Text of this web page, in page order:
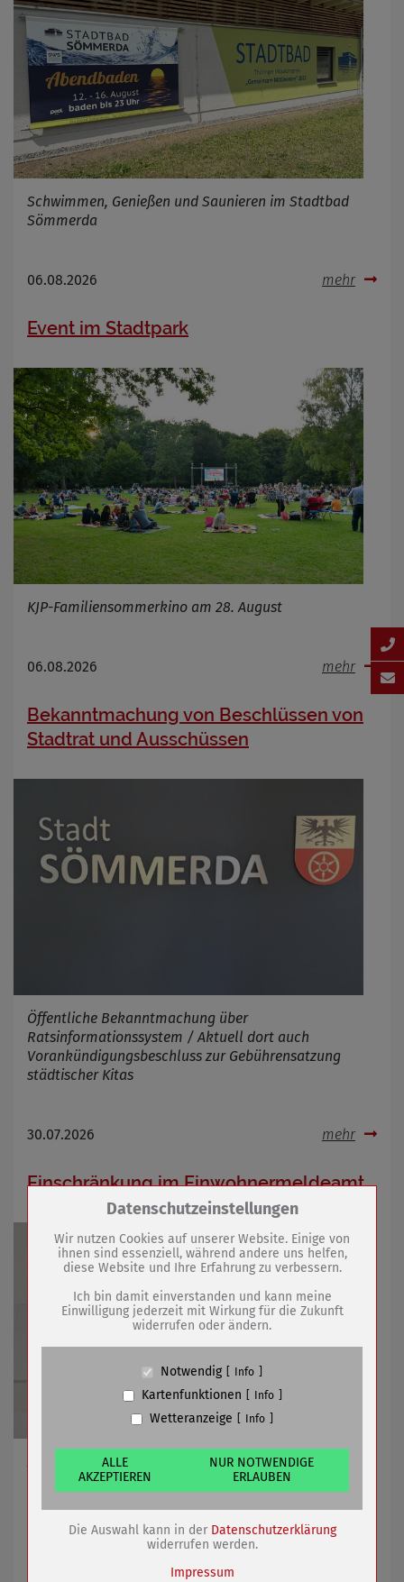
Schwimmen, Genießen und Saunieren im Stadtbad
Sömmerda
06.08.2026 mehr
Event im Stadtpark
KJP-Familiensommerkino am 28. August
06.08.2026 mehr
Bekanntmachung von Beschlüssen von
Stadtrat und Ausschüssen
Öffentliche Bekanntmachung über
Ratsinformationssystem / Aktuell dort auch
Vorankündigungsbeschluss zur Gebührensatzung
städtischer Kitas
30.07.2026 mehr
Einschränkung im Einwohnermeldeamt
Am 04.08.2026 für einen Tag gültig
28.07.2026
Bürgerinnen und Bürger können Ideen
Zum Betrieb der Seite notwendige Cookies /
Name
PHP Session Cookie
Anbieter
Eigentümer dieser Website (Wenko-
Wenselaar GmbH & Co. KG)
Absicherung Kontaktformular / SPAM
Cookiespeicherung Entscheidungscookie
Anbieter
Eigentümer dieser Website (Wenko-
Wenselaar GmbH & Co. KG)
Zweck
Speichert die Einstellungen der Besucher
bezüglich der Speicherung von Cookies.
Cookie Name
dywc
Cookie Laufzeit
1 Jahr
Datenschutzeinstellungen
Wir nutzen Cookies auf unserer Website. Einige von
ihnen sind essenziell, während andere uns helfen,
diese Website und Ihre Erfahrung zu verbessern.
Ich bin damit einverstanden und kann meine
Einwilligung jederzeit mit Wirkung für die Zukunft
widerrufen oder ändern.
Notwendig Info
Kartenfunktionen Info
Wetteranzeige Info
ALLE
AKZEPTIEREN
NUR NOTWENDIGE
ERLAUBEN
Die Auswahl kann in der Datenschutzerklärung
widerrufen werden.
Impressum